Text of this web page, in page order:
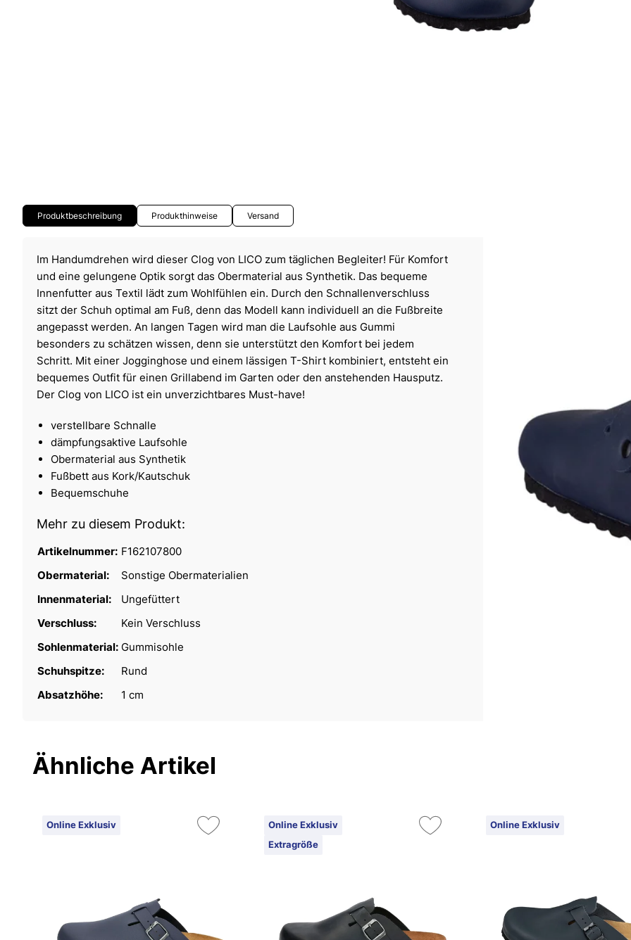
Produktbeschreibung Produkthinweise Versand
Im Handumdrehen wird dieser Clog von LICO zum täglichen Begleiter! Für Komfort
und eine gelungene Optik sorgt das Obermaterial aus Synthetik. Das bequeme
Innenfutter aus Textil lädt zum Wohlfühlen ein. Durch den Schnallenverschluss
sitzt der Schuh optimal am Fuß, denn das Modell kann individuell an die Fußbreite
angepasst werden. An langen Tagen wird man die Laufsohle aus Gummi
besonders zu schätzen wissen, denn sie unterstützt den Komfort bei jedem
Schritt. Mit einer Jogginghose und einem lässigen T-Shirt kombiniert, entsteht ein
bequemes Outfit für einen Grillabend im Garten oder den anstehenden Hausputz.
Der Clog von LICO ist ein unverzichtbares Must-have!
verstellbare Schnalle
dämpfungsaktive Laufsohle
Obermaterial aus Synthetik
Fußbett aus Kork/Kautschuk
Bequemschuhe
Mehr zu diesem Produkt:
Artikelnummer: F162107800
Obermaterial:
Sonstige Obermaterialien
Innenmaterial:
Ungefüttert
Verschluss:
Kein Verschluss
Sohlenmaterial: Gummisohle
Schuhspitze:
Rund
Absatzhöhe:
1 cm
Ähnliche Artikel
Online Exklusiv
Online Exklusiv
Extragröße
Online Exklusiv